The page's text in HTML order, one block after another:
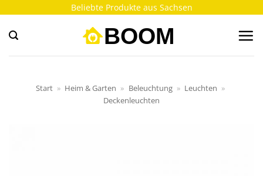
springen
Beliebte Produkte aus Sachsen
Start » Heim & Garten » Beleuchtung » Leuchten »
Deckenleuchten